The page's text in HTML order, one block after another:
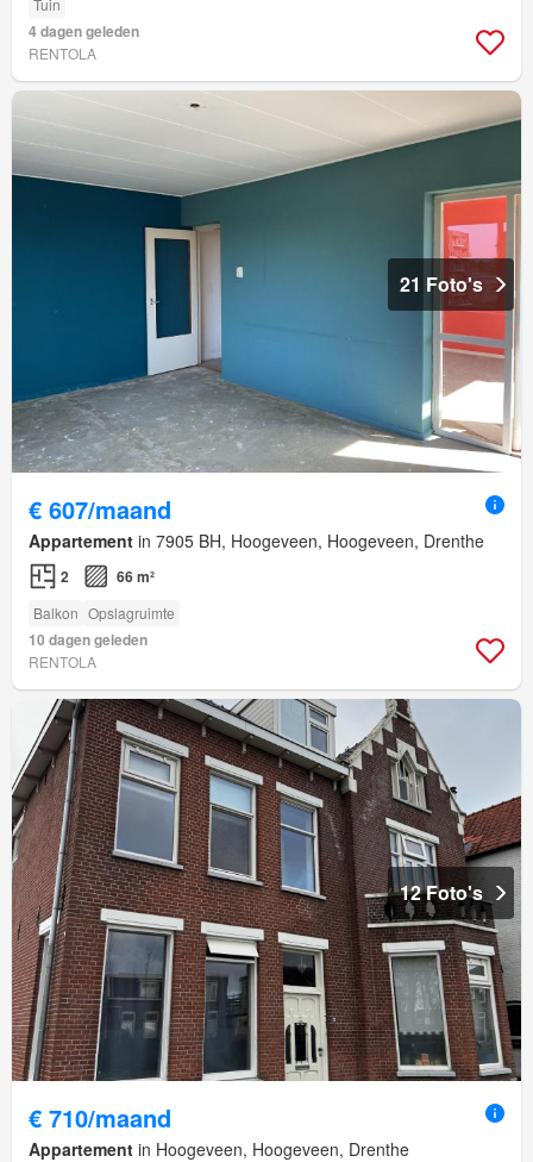
4 dagen geleden
RENTOLA
21 Foto's
€ 607/maand
Appartement in 7905 BH, Hoogeveen, Hoogeveen, Drenthe
2 66 m²
Balkon Opslagruimte
10 dagen geleden
RENTOLA
12 Foto's
€ 710/maand
Appartement in Hoogeveen, Hoogeveen, Drenthe